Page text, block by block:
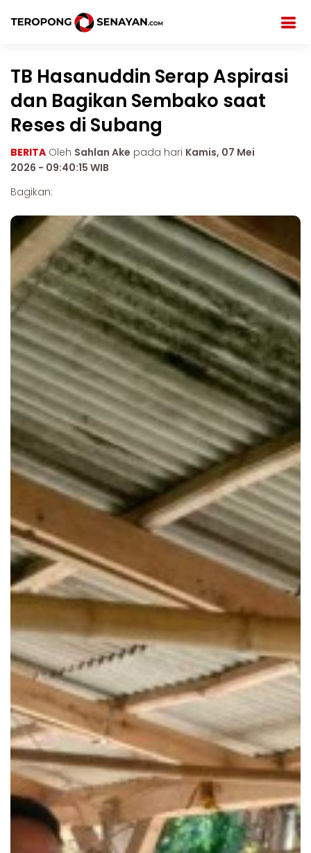
TB Hasanuddin Serap Aspirasi
dan Bagikan Sembako saat
Reses di Subang
BERITA Oleh Sahlan Ake pada hari Kamis, 07 Mei
2026 - 09:40:15 WIB
Bagikan: